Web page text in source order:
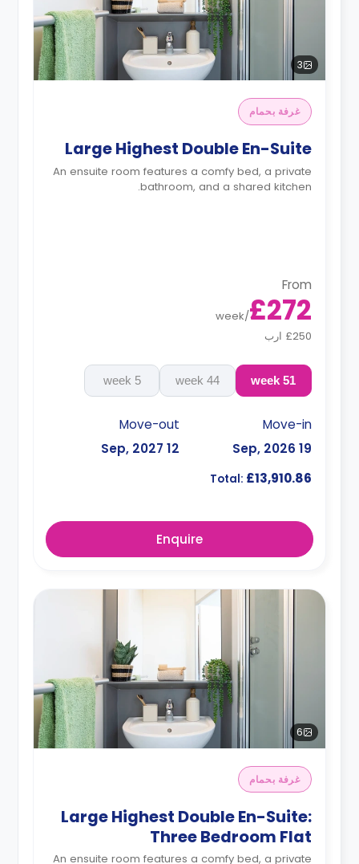
3
غرفة بحمام
Large Highest Double En-Suite
An ensuite room features a comfy bed, a private
bathroom, and a shared kitchen.
From
£272
/
week
£250 ارب
51 week
44 week
5 week
Move-in
19 Sep, 2026
Move-out
12 Sep, 2027
Total: £13,910.86
Enquire
6
غرفة بحمام
Large Highest Double En-Suite:
Three Bedroom Flat
An ensuite room features a comfy bed, a private